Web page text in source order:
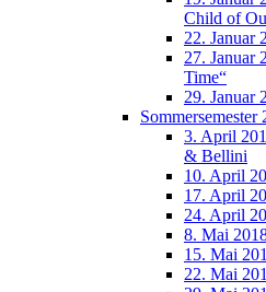
Child of
22. Januar
27. Januar
Time“
29. Januar
Sommersemester
3. April
& Bellini
10. April
17. April
24. April
8. Mai
15. Mai
22. Mai